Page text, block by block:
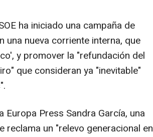
ha iniciado una campaña de
nueva corriente interna, que
y promover la "refundación del
que consideran ya "inevitable"
Press Sandra García, una
un "relevo generacional en